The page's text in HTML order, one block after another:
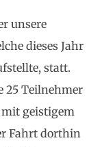
unsere
dieses Jahr
statt.
25 Teilnehmer
mit geistigem
Fahrt dorthin